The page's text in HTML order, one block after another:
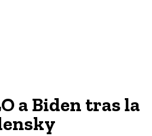
a Biden tras la